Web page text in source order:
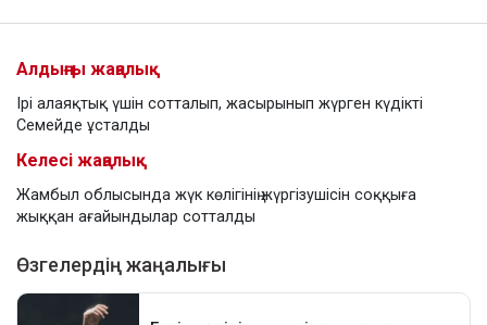
Алдыңғы жаңалық
Ірі алаяқтық үшін сотталып, жасырынып жүрген күдікті
Семейде ұсталды
Келесі жаңалық
Жамбыл облысында жүк көлігінің жүргізушісін соққыға
жыққан ағайындылар сотталды